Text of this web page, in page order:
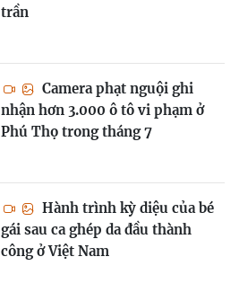
trần
Camera phạt nguội ghi
nhận hơn 3.000 ô tô vi phạm ở
Phú Thọ trong tháng 7
Hành trình kỳ diệu của bé
gái sau ca ghép da đầu thành
công ở Việt Nam